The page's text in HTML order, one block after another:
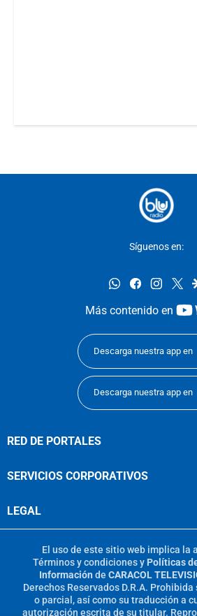
Síguenos en:
whatsappfacebook
Más contenido en
Descarga nuestra app en
Descarga nuestra app en
RED DE PORTALES
SERVICIOS CORPORATIVOS
LEGAL
El uso de este sitio web implica la
Términos y condicionesy Políticas
Información de CARACOL
Derechos Reservados D.R.A.
o parcial, así como su traducción a
autorización escrita de su titular.